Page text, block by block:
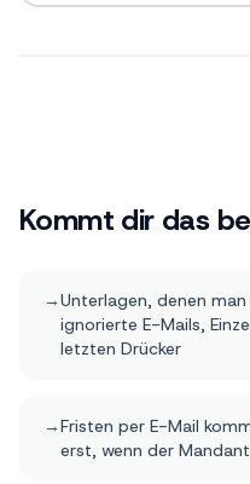
Kommt dir das
→Unterlagen, denen
ignorierte E-Mails,
letzten Drücker
→Fristen per E-Mail
erst, wenn der